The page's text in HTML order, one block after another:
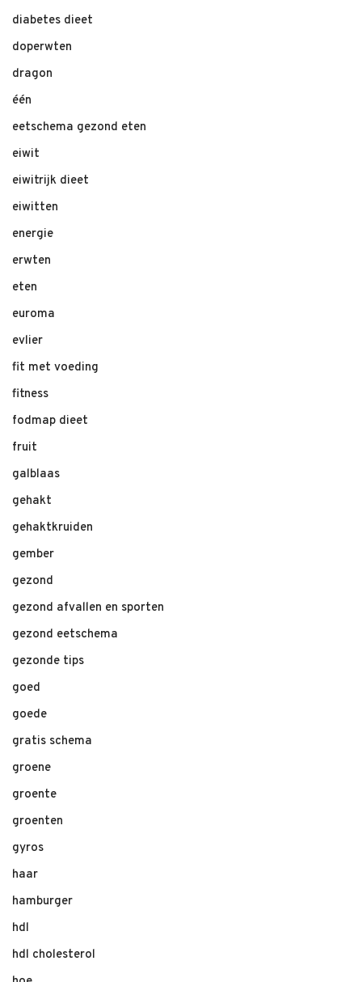
diabetes dieet
doperwten
dragon
één
eetschema gezond eten
eiwit
eiwitrijk dieet
eiwitten
energie
erwten
eten
euroma
evlier
fit met voeding
fitness
fodmap dieet
fruit
galblaas
gehakt
gehaktkruiden
gember
gezond
gezond afvallen en sporten
gezond eetschema
gezonde tips
goed
goede
gratis schema
groene
groente
groenten
gyros
haar
hamburger
hdl
hdl cholesterol